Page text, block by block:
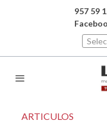
957 59
ARTICULOS